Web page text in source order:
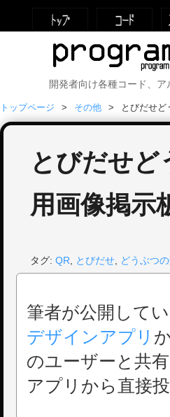
開発者向け各種コード、
トップページ その他 とびだせ
とびだせ
用画像掲示
タグ: QR, とびだせ, どうぶつ
筆者が公開して
デザインアプリ
のユーザーと共
アプリから直接